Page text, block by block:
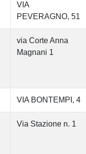
VIA
PEVERAGNO, 51
via Corte Anna
Magnani 1
VIA BONTEMPI, 4
Via Stazione n. 1